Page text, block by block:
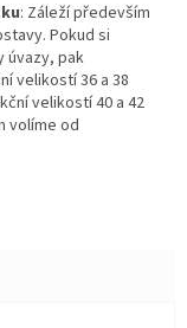
: Záleží především
Pokud si
úvazy, pak
velikostí 36 a 38
velikostí 40 a 42
volíme od